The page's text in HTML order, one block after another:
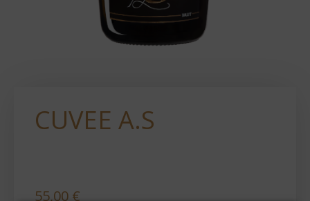
CUVEE A.S
55,00 €